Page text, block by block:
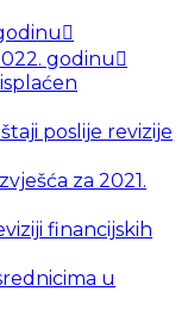
godinu
poslije revizije
za 2021.
financijskih
u